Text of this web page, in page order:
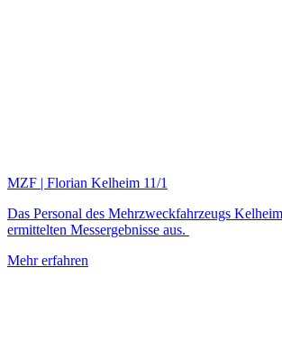
MZF | Florian Kelheim 11/1
Das Personal des Mehrzweckfahrzeugs
ermittelten Messergebnisse aus.
Mehr erfahren